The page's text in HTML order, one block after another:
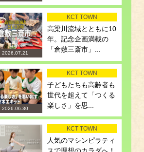
2026.07.21
KCT TOWN
高梁川流域とともに10
年。記念企画満載の
「倉敷三斎市」...
2026.06.30
KCT TOWN
子どもたちも高齢者も
世代を超えて「つくる
楽しさ」を思...
KCT TOWN
人気のマシンピラティ